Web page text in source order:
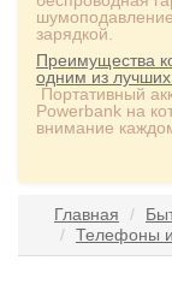
зарядкой.
Преимущества
одним из лучших
Портативный
Powerbank на
внимание
Главная
Телефоны